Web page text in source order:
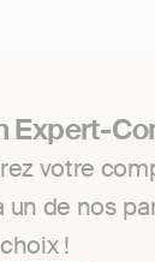
Expert-
votre
un de nos
!